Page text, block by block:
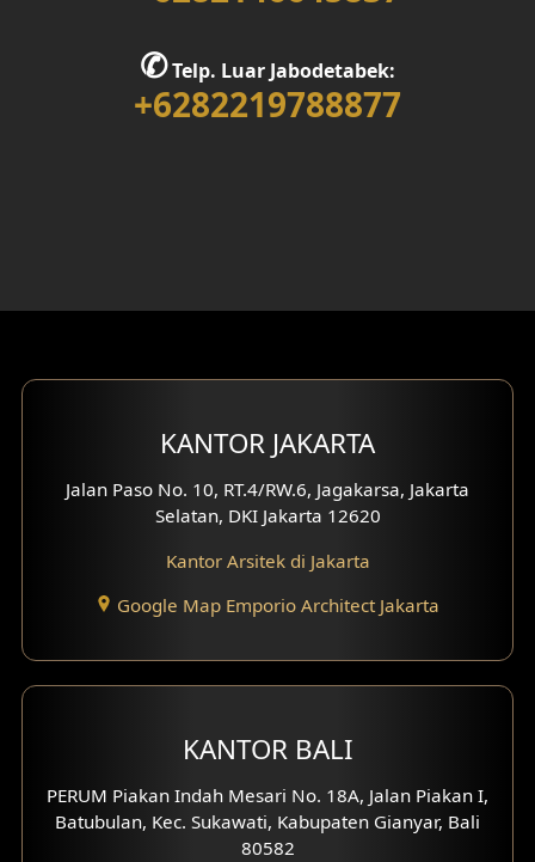
Desain Rumah 2 Lantai
Eksterior Tampak Samping
Desain Eksterior Villa
Desain Eksterior Ruko
Desain Eksterior Perumahan
Desain Klinik
Desain Perumahan
✆Telp. Luar Jabodetabek:
+6282219788877
KANTOR JAKARTA
Jalan Paso No. 10, RT.4/RW.6, Jagakarsa, Jakarta
Selatan, DKI Jakarta 12620
Kantor Arsitek di Jakarta
Google Map Emporio Architect Jakarta
KANTOR BALI
PERUM Piakan Indah Mesari No. 18A, Jalan Piakan I,
Batubulan, Kec. Sukawati, Kabupaten Gianyar, Bali
80582